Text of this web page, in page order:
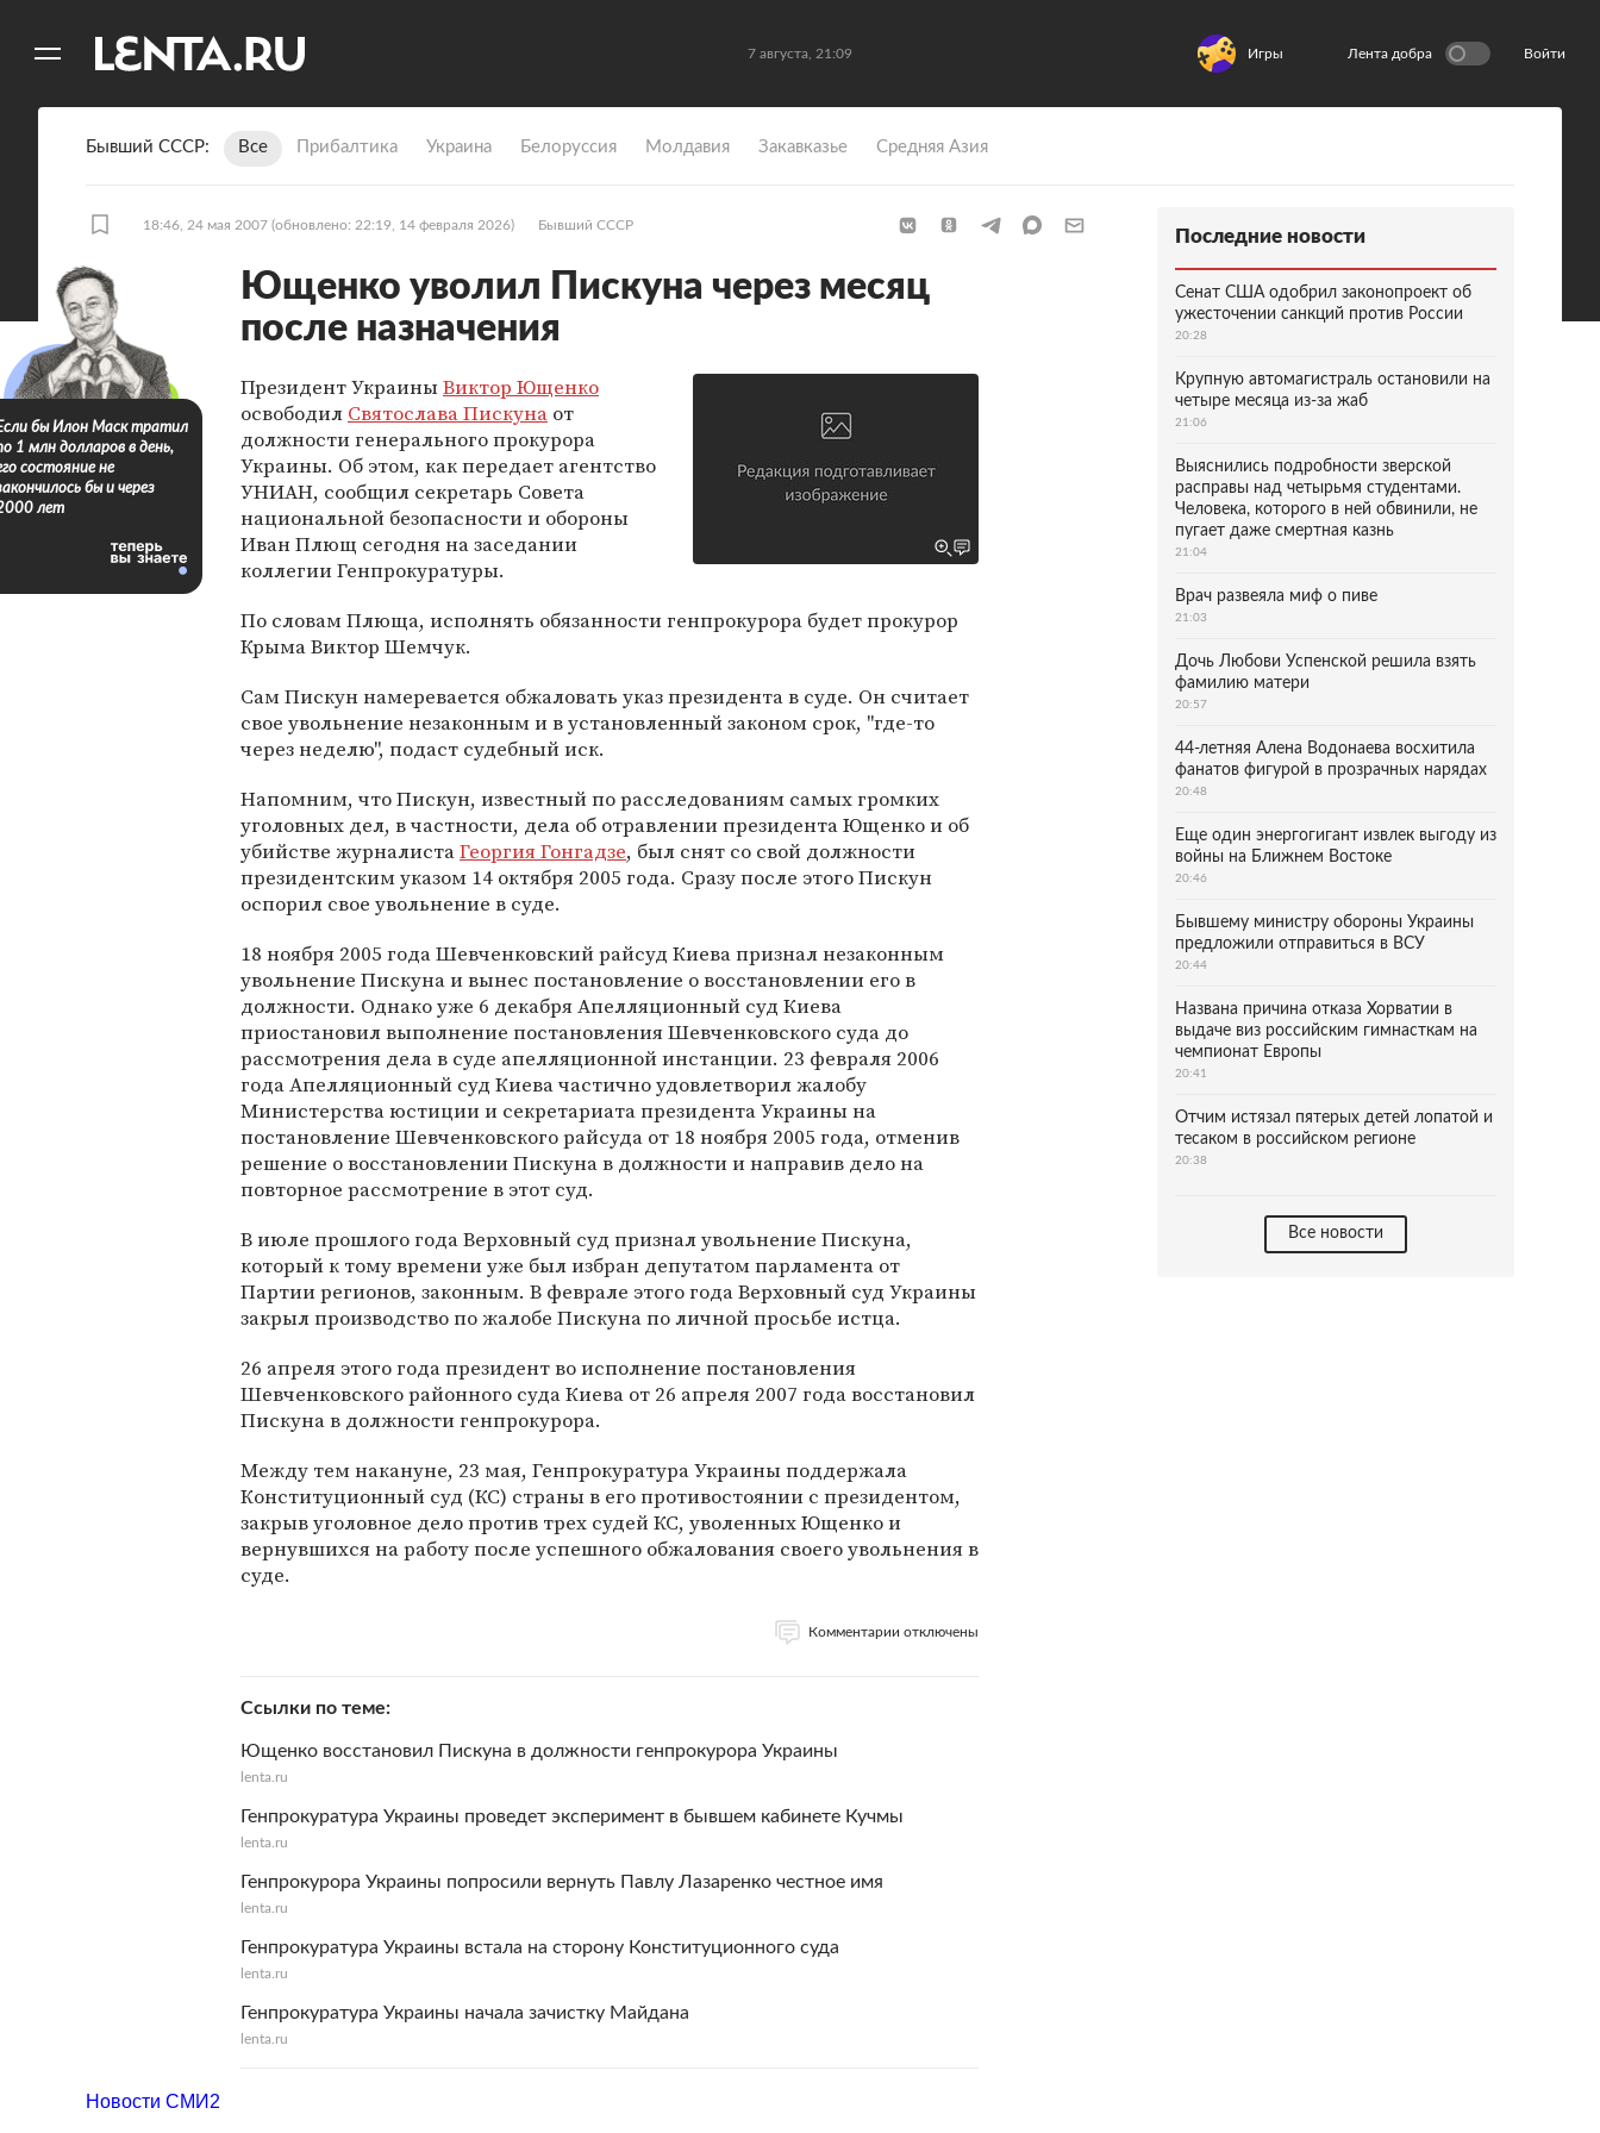
7 августа, 21:09 Игры Лента добра Войти
Бывший СССР Все Прибалтика Украина Белоруссия Молдавия Закавказье Средняя Азия
18:46, 24 мая 2007 (обновлено: 22:19, 14 февраля 2026) Бывший СССР
Ющенко уволил Пискуна через месяц
после назначения
Президент УкраиныВиктор Ющенко
освободил Святослава Пискуна от
должности генерального прокурора
Украины. Об этом, как передает агентство
УНИАН, сообщил секретарь Совета
национальной безопасности и обороны
Иван Плющ сегодня на заседании
коллегии Генпрокуратуры.
По словам Плюща, исполнять обязанности генпрокурора будет прокурор
Крыма Виктор Шемчук.
Сам Пискун намеревается обжаловать указ президента в суде. Он считает
свое увольнение незаконным и в установленный законом срок, "где-то
через неделю", подаст судебный иск.
Напомним, что Пискун, известный по расследованиям самых громких
уголовных дел, в частности, дела об отравлении президента Ющенко и об
убийстве журналистаГеоргия Гонгадзе, был снят со свой должности
президентским указом 14 октября 2005 года. Сразу после этого Пискун
оспорил свое увольнение в суде.
18 ноября 2005 года Шевченковский райсуд Киева признал незаконным
увольнение Пискуна и вынес постановление о восстановлении его в
должности. Однако уже 6 декабря Апелляционный суд Киева
приостановил выполнение постановления Шевченковского суда до
рассмотрения дела в суде апелляционной инстанции. 23 февраля 2006
года Апелляционный суд Киева частично удовлетворил жалобу
Министерства юстиции и секретариата президента Украины на
постановление Шевченковского райсуда от 18 ноября 2005 года, отменив
решение о восстановлении Пискуна в должности и направив дело на
повторное рассмотрение в этот суд.
В июле прошлого года Верховный суд признал увольнение Пискуна,
который к тому времени уже был избран депутатом парламента от
Партии регионов, законным. В феврале этого года Верховный суд Украины
закрыл производство по жалобе Пискуна по личной просьбе истца.
26 апреля этого года президент во исполнение постановления
Шевченковского районного суда Киева от 26 апреля 2007 года восстановил
Пискуна в должности генпрокурора.
Между тем накануне, 23 мая, Генпрокуратура Украины поддержала
Конституционный суд (КС) страны в его противостоянии с президентом,
закрыв уголовное дело против трех судей КС, уволенных Ющенко и
вернувшихся на работу после успешного обжалования своего увольнения в
суде.
Комментарии отключены
Ссылки по теме
Ющенко восстановил Пискуна в должности генпрокурора Украины
lenta.ru
Генпрокуратура Украины проведет эксперимент в бывшем кабинете Кучмы
lenta.ru
Генпрокурора Украины попросили вернуть Павлу Лазаренко честное имя
lenta.ru
Генпрокуратура Украины встала на сторону Конституционного суда
lenta.ru
Генпрокуратура Украины начала зачистку Майдана
lenta.ru
бы Илон Маск тратил
1 млн долларов в день,
состояние не
бы и через
лет
Последние новости
Сенат США одобрил законопроект об
ужесточении санкций против России
20:28
Крупную автомагистраль остановили на
четыре месяца из-за жаб
21:06
Выяснились подробности зверской
расправы над четырьмя студентами.
Человека, которого в ней обвинили, не
пугает даже смертная казнь
21:04
Врач развеяла миф о пиве
21:03
Дочь Любови Успенской решила взять
фамилию матери
20:57
44-летняя Алена Водонаева восхитила
фанатов фигурой в прозрачных нарядах
20:48
Еще один энергогигант извлек выгоду из
войны на Ближнем Востоке
20:46
Бывшему министру обороны Украины
предложили отправиться в ВСУ
20:44
Названа причина отказа Хорватии в
выдаче виз российским гимнасткам на
чемпионат Европы
20:41
Отчим истязал пятерых детей лопатой и
тесаком в российском регионе
20:38
Все новости
Новости СМИ2